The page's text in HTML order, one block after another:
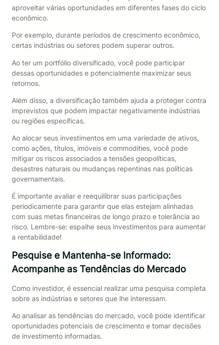
aproveitar várias oportunidades em diferentes fases do ciclo
econômico.
Por exemplo, durante períodos de crescimento econômico,
certas indústrias ou setores podem superar outros.
Ao ter um portfólio diversificado, você pode participar
dessas oportunidades e potencialmente maximizar seus
retornos.
Além disso, a diversificação também ajuda a proteger contra
imprevistos que podem impactar negativamente indústrias
ou regiões específicas.
Ao alocar seus investimentos em uma variedade de ativos,
como ações, títulos, imóveis e commodities, você pode
mitigar os riscos associados a tensões geopolíticas,
desastres naturais ou mudanças repentinas nas políticas
governamentais.
É importante avaliar e reequilibrar suas participações
periodicamente para garantir que elas estejam alinhadas
com suas metas financeiras de longo prazo e tolerância ao
risco. Lembre-se: espalhe seus investimentos para aumentar
a rentabilidade!
Pesquise e Mantenha-se Informado:
Acompanhe as Tendências do Mercado
Como investidor, é essencial realizar uma pesquisa completa
sobre as indústrias e setores que lhe interessam.
Ao analisar as tendências do mercado, você pode identificar
oportunidades potenciais de crescimento e tomar decisões
de investimento informadas.